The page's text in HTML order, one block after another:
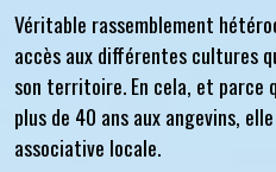
Véritable rassemblement
accès aux différentes cultures
son territoire. En cela, et parce
plus de 40 ans aux angevins,
associative locale.